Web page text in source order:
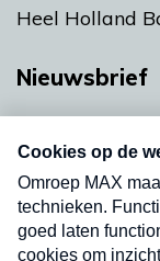
Heel Holland
Nieuwsbrief
nieuwsbrief.
uw mailbox.